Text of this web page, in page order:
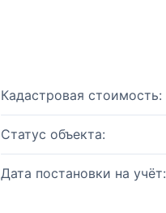
Кадастровая стоимость:
Статус объекта:
Дата постановки на учёт: